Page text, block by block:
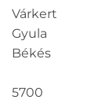
Várkert
Gyula
Békés
5700